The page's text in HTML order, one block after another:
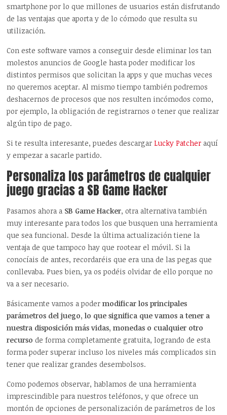
smartphone por lo que millones de usuarios están disfrutando
de las ventajas que aporta y de lo cómodo que resulta su
utilización.
Con este software vamos a conseguir desde eliminar los tan
molestos anuncios de Google hasta poder modificar los
distintos permisos que solicitan la apps y que muchas veces
no queremos aceptar. Al mismo tiempo también podremos
deshacernos de procesos que nos resulten incómodos como,
por ejemplo, la obligación de registrarnos o tener que realizar
algún tipo de pago.
Si te resulta interesante, puedes descargar Lucky Patcher aquí
y empezar a sacarle partido.
Personaliza los parámetros de cualquier
juego gracias a SB Game Hacker
Pasamos ahora a SB Game Hacker, otra alternativa también
muy interesante para todos los que busquen una herramienta
que sea funcional. Desde la última actualización tiene la
ventaja de que tampoco hay que rootear el móvil. Si la
conocíais de antes, recordaréis que era una de las pegas que
conllevaba. Pues bien, ya os podéis olvidar de ello porque no
va a ser necesario.
Básicamente vamos a podermodificar los principales
parámetros del juego, lo que significa que vamos a tener a
nuestra disposición más vidas, monedas o cualquier otro
recurso de forma completamente gratuita, logrando de esta
forma poder superar incluso los niveles más complicados sin
tener que realizar grandes desembolsos.
Como podemos observar, hablamos de una herramienta
imprescindible para nuestros teléfonos, y que ofrece un
montón de opciones de personalización de parámetros de los